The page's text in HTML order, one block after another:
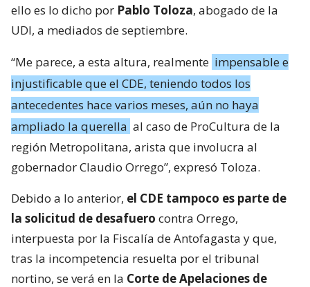
ello es lo dicho por Pablo Toloza, abogado de la
UDI, a mediados de septiembre.
“Me parece, a esta altura, realmente impensable e
injustificable que el CDE, teniendo todos los
antecedentes hace varios meses, aún no haya
ampliado la querella al caso de ProCultura de la
región Metropolitana, arista que involucra al
gobernador Claudio Orrego”, expresó Toloza.
Debido a lo anterior, el CDE tampoco es parte de
la solicitud de desafuero contra Orrego,
interpuesta por la Fiscalía de Antofagasta y que,
tras la incompetencia resuelta por el tribunal
nortino, se verá en la Corte de Apelaciones de